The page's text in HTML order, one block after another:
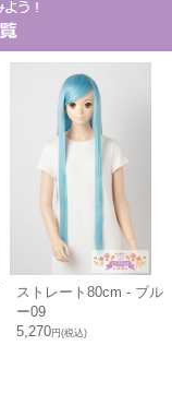
ストレート80cm - ブル
ー09
5,270円(税込)